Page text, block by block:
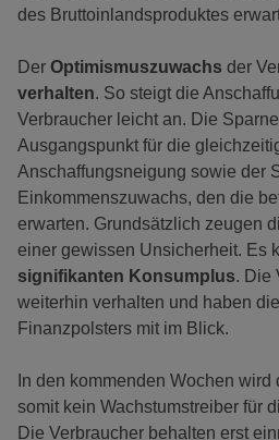
des Bruttoinlandsproduktes
Der Optimismuszuwachs der
verhalten. So steigt die
Verbraucher leicht an. Die
Ausgangspunkt für die
Anschaffungsneigung sowie der
Einkommenszuwachs, den die
erwarten. Grundsätzlich zeugen
einer gewissen Unsicherheit. Es
signifikanten Konsumplus. Die
weiterhin verhalten und haben
Finanzpolsters mit im Blick.
In den kommenden Wochen
somit kein Wachstumstreiber für
Die Verbraucher behalten erst